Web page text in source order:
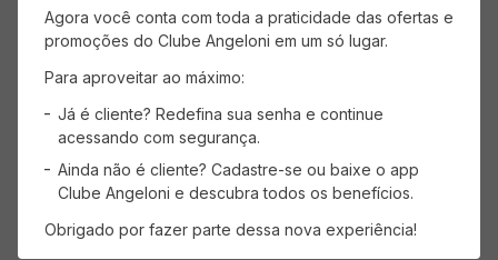
Agora você conta com toda a praticidade das ofertas e
promoções do Clube Angeloni em um só lugar.
Para aproveitar ao máximo:
Já é cliente? Redefina sua senha e continue
acessando com segurança.
Ainda não é cliente? Cadastre-se ou baixe o app
Clube Angeloni e descubra todos os benefícios.
Obrigado por fazer parte dessa nova experiência!